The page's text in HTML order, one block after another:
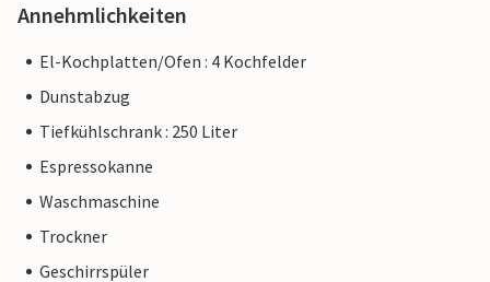
Annehmlichkeiten
El-Kochplatten/Ofen : 4 Kochfelder
Dunstabzug
Tiefkühlschrank : 250 Liter
Espressokanne
Waschmaschine
Trockner
Geschirrspüler